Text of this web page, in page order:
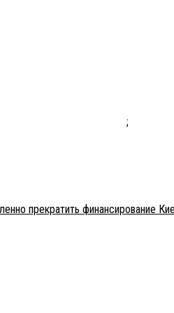
;
прекратить финансирование